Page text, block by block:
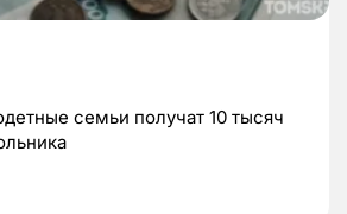
семьи получат 10 тысяч